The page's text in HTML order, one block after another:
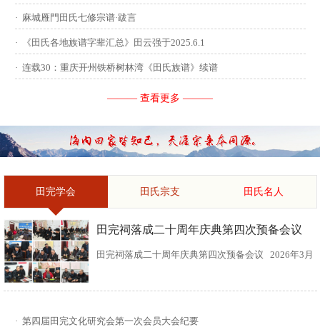
· 麻城雁門田氏七修宗谱·跋言
· 《田氏各地族谱字辈汇总》田云强于2025.6.1
· 连载30：重庆开州铁桥树林湾《田氏族谱》续谱
——— 查看更多 ———
田完学会 田氏宗支 田氏名人
田完祠落成二十周年庆典第四次预备会议
田完祠落成二十周年庆典第四次预备会议 2026年3月
· 第四届田完文化研究会第一次会员大会纪要